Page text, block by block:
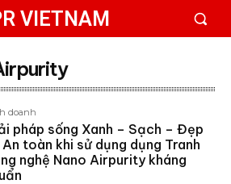
VIETNAM
doanh
pháp sống Xanh – Sạch – Đẹp
toàn khi sử dụng dụng Tranh
nghệ Nano Airpurity kháng